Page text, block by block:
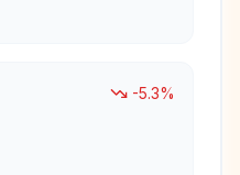
-5.3%